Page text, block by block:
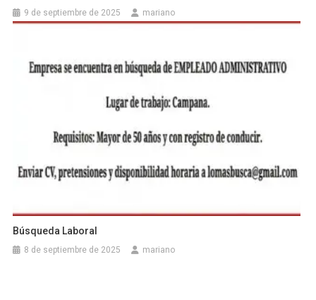
9 de septiembre de 2025 mariano
Búsqueda Laboral
8 de septiembre de 2025 mariano